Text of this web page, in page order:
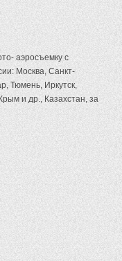
аэросъемку с
Москва, Санкт-
Тюмень, Иркутск,
и др., Казахстан, за